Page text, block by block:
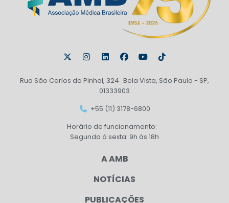
Rua São Carlos do Pinhal, 324 Bela Vista, São Paulo - SP,
01333903
+55 (11) 3178-6800
Horário de funcionamento:
Segunda à sexta: 9h às 18h
A AMB
NOTÍCIAS
PUBLICAÇÕES